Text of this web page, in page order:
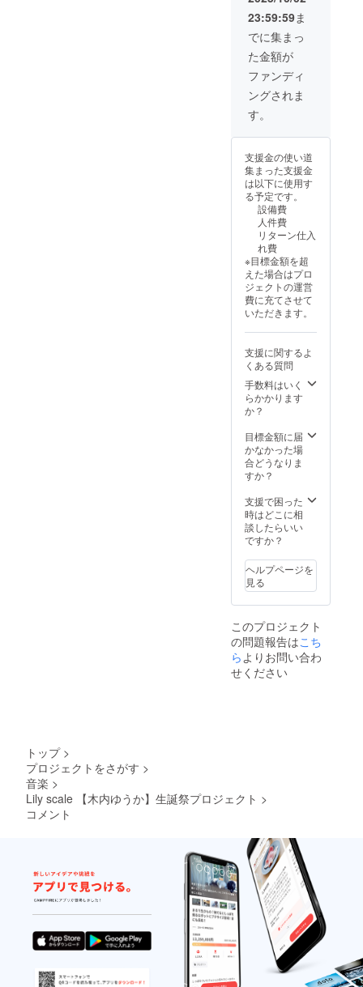
します。 ※特殊
文字・記号は使
用できません
に入らない限定
デザインのアク
リルキーホル
ダーとなりま
す。 サイズ約
70mm×60mm前
後(実写デザイ
ン) ※複数ご支援
頂いた場合でも
つとなります。
※ボードのお持ち
帰りは不可 ※お
名前（ニック
ネーム可）は、6
文字まででお願
いいたします。
※特殊文字・記号
は使用できませ
ん
置されるフラ
ワースタンド横
のボードへ生誕
祭ご支援者様と
してお名前を掲
載させていただ
きます。 備考欄
に掲載希望のお
名前（ニック
ネーム可）をご
記入ください。
③ブロマイド
セット ランダム
ブロマイド全3種
が揃うセットに
なります。 ④限
定アクリルキー
ホルダー 生誕ク
ラファンでしか
手に入らない限
定デザインのア
クリルキーホル
ダーとなりま
す。 サイズ約
70mm×60mm前
後(実写デザイ
ン) ※複数ご支援
頂いた場合でも
お名前の記載は1
つとなります。
※ボードのお持ち
名前（ニック
ネーム可）は、6
文字まででお願
いいたします。
は使用できませ
ん
23:59:59ま
でに集まっ
た金額が
ファンディ
ングされま
す。
支援金の使い道
集まった支援金
は以下に使用す
る予定です。
設備費
人件費
リターン仕入
れ費
※目標金額を超
えた場合はプロ
ジェクトの運営
費に充てさせて
いただきます。
支援に関するよ
くある質問
手数料はいく
らかかります
か？
目標金額に届
かなかった場
合どうなりま
すか？
支援で困った
時はどこに相
談したらいい
ですか？
ヘルプページを
見る
このプロジェクト
の問題報告はこち
らよりお問い合わ
せください
トップ >
プロジェクトをさがす >
音楽 >
Lily scale 【木内ゆうか】生誕祭プロジェクト >
コメント